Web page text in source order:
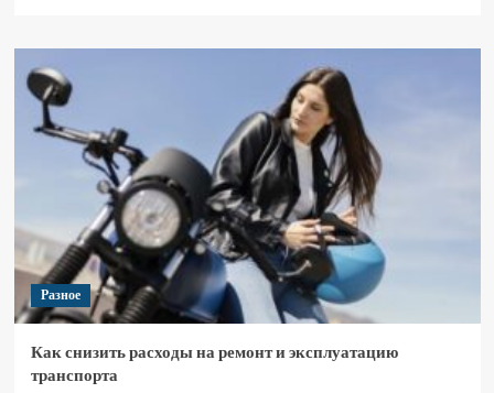
Разное
Как снизить расходы на ремонт и эксплуатацию
транспорта